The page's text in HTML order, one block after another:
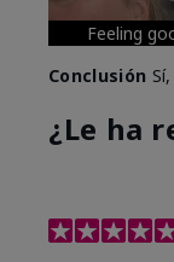
Feeling
Conclusión
¿Le ha